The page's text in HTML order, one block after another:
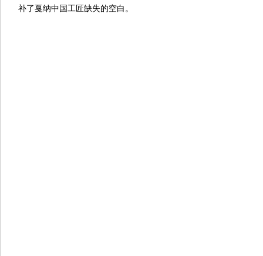
补了戛纳中国工匠缺失的空白。